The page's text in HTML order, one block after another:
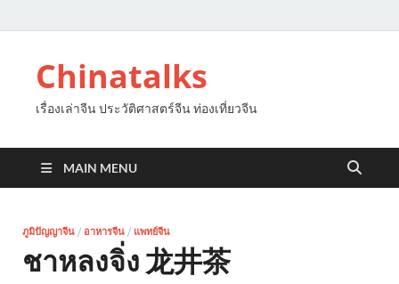
Chinatalks
เรื่องเล่าจีน ประวัติศาสตร์จีน ท่องเที่ยวจีน
MAIN MENU
ภูมิปัญญาจีน / อาหารจีน / แพทย์จีน
ชาหลงจิ่ง 龙井茶